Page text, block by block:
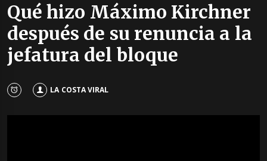
Qué hizo Máximo Kirchner
después de su renuncia a la
jefatura del bloque
LA COSTA VIRAL